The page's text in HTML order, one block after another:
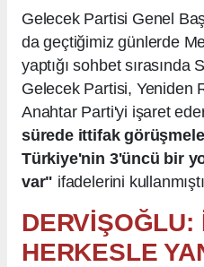
Gelecek Partisi Genel
da geçtiğimiz günlerde
yaptığı sohbet sırasında
Gelecek Partisi, Yeniden
Anahtar Parti'yi işaret
sürede ittifak
Türkiye'nin 3'üncü bir
var" ifadelerini
DERVİŞOĞLU:
HERKESLE